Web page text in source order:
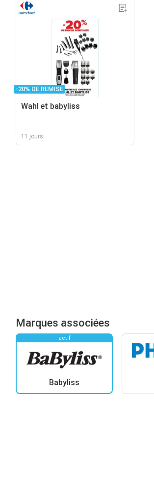
-20% DE REMISE
Wahl et babyliss
11 jours
Marques associées
actif
Babyliss